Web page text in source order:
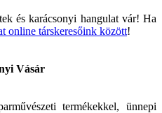
és karácsonyi hangulat vár! Ha
online társkeresőink között!
Vásár
termékekkel, ünnepi